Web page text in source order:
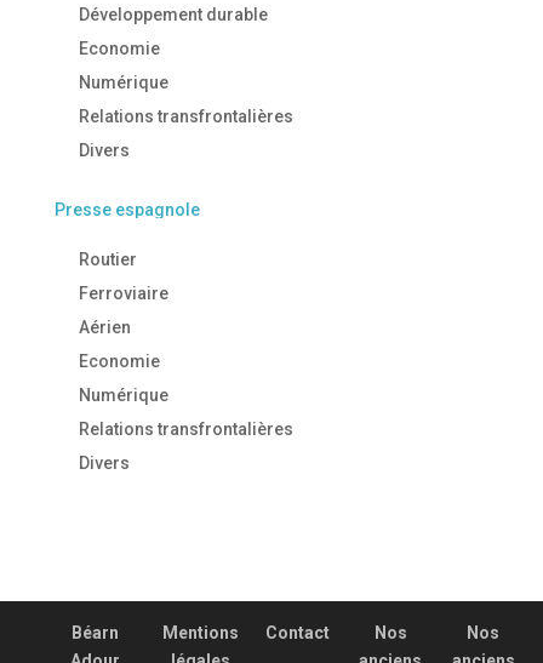
Développement durable
Economie
Numérique
Relations transfrontalières
Divers
Presse espagnole
Routier
Ferroviaire
Aérien
Economie
Numérique
Relations transfrontalières
Divers
Béarn
Mentions
Contact
Nos
Nos